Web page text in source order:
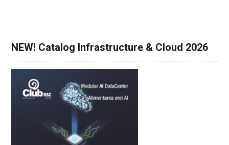
NEW! Catalog Infrastructure & Cloud 2026